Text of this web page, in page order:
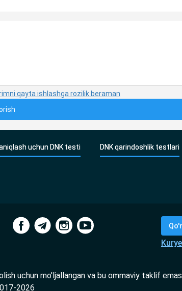
qayta ishlashga rozilik beraman
uchun DNK testi DNK qarindoshlik testlari
uchun mo'ljallangan va bu ommaviy taklif
2026